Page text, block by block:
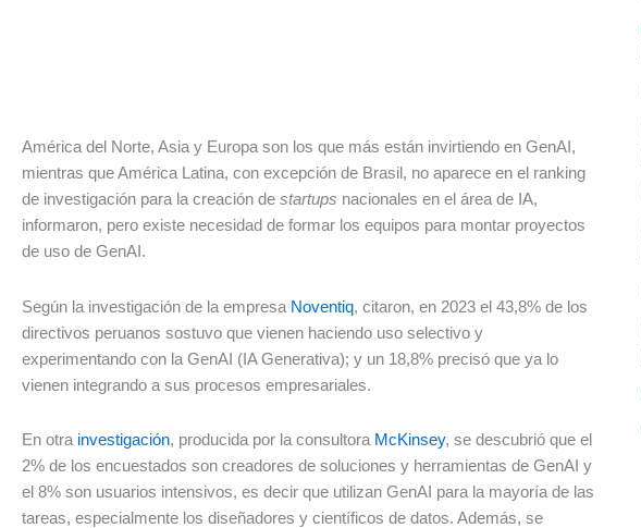
América del Norte, Asia y Europa son los que más están invirtiendo en GenAI,
mientras que América Latina, con excepción de Brasil, no aparece en el ranking
de investigación para la creación de startups nacionales en el área de IA,
informaron, pero existe necesidad de formar los equipos para montar proyectos
de uso de GenAI.
Según la investigación de la empresa Noventiq, citaron, en 2023 el 43,8% de los
directivos peruanos sostuvo que vienen haciendo uso selectivo y
experimentando con la GenAI (IA Generativa); y un 18,8% precisó que ya lo
vienen integrando a sus procesos empresariales.
En otra investigación, producida por la consultora McKinsey, se descubrió que el
2% de los encuestados son creadores de soluciones y herramientas de GenAI y
el 8% son usuarios intensivos, es decir que utilizan GenAI para la mayoría de las
tareas, especialmente los diseñadores y científicos de datos. Además, se